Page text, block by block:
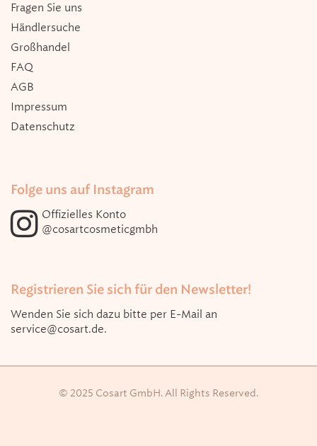
Fragen Sie uns
Händlersuche
Großhandel
FAQ
AGB
Impressum
Datenschutz
Folge uns auf Instagram
Offizielles Konto
@cosartcosmeticgmbh
Registrieren Sie sich für den Newsletter!
Wenden Sie sich dazu bitte per E-Mail an
service@cosart.de.
© 2025 Cosart GmbH. All Rights Reserved.